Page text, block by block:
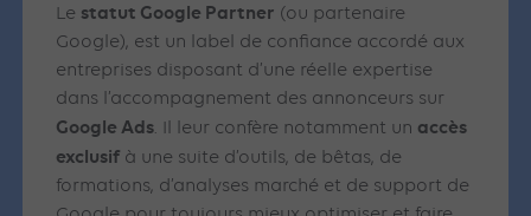
Le statut Google Partner (ou partenaire
Google), est un label de confiance accordé aux
entreprises disposant d’une réelle expertise
dans l’accompagnement des annonceurs sur
Google Ads. Il leur confère notamment un accès
exclusif à une suite d’outils, de bêtas, de
formations, d’analyses marché et de support de